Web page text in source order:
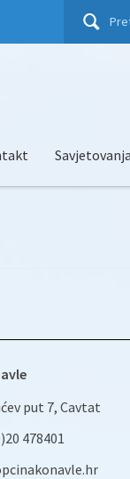
Pretraži:
put 7, Cavtat
478401